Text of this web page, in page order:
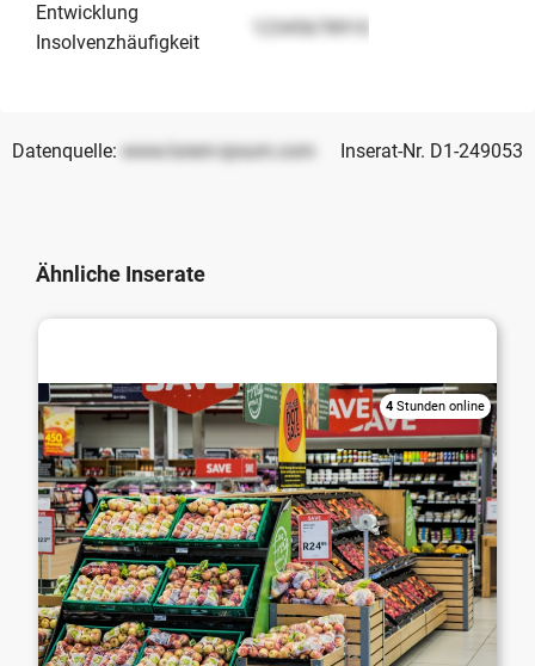
Entwicklung
Insolvenzhäufigkeit
12345678910
Datenquelle: www.lorem-ipsum.com Inserat-Nr. D1-249053
Ähnliche Inserate
4 Stunden online